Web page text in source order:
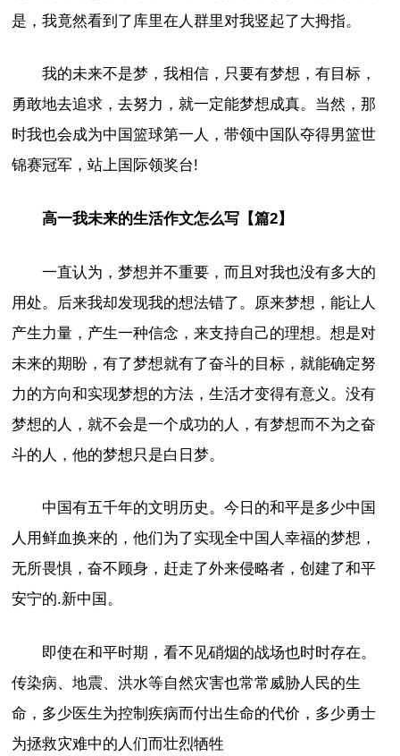
是，我竟然看到了库里在人群里对我竖起了大拇指。
我的未来不是梦，我相信，只要有梦想，有目标，
勇敢地去追求，去努力，就一定能梦想成真。当然，那
时我也会成为中国篮球第一人，带领中国队夺得男篮世
锦赛冠军，站上国际领奖台!
高一我未来的生活作文怎么写【篇2】
一直认为，梦想并不重要，而且对我也没有多大的
用处。后来我却发现我的想法错了。原来梦想，能让人
产生力量，产生一种信念，来支持自己的理想。想是对
未来的期盼，有了梦想就有了奋斗的目标，就能确定努
力的方向和实现梦想的方法，生活才变得有意义。没有
梦想的人，就不会是一个成功的人，有梦想而不为之奋
斗的人，他的梦想只是白日梦。
中国有五千年的文明历史。今日的和平是多少中国
人用鲜血换来的，他们为了实现全中国人幸福的梦想，
无所畏惧，奋不顾身，赶走了外来侵略者，创建了和平
安宁的.新中国。
即使在和平时期，看不见硝烟的战场也时时存在。
传染病、地震、洪水等自然灾害也常常威胁人民的生
命，多少医生为控制疾病而付出生命的代价，多少勇士
为拯救灾难中的人们而壮烈牺牲